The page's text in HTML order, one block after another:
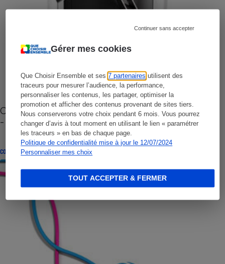
Gérer mes cookies
Que Choisir Ensemble et ses7 partenaires utilisent des
traceurs pour mesurer l’audience, la performance,
personnaliser les contenus, les partager, optimiser la
promotion et afficher des contenus provenant de sites tiers.
Nous conserverons votre choix pendant 6 mois. Vous pourrez
changer d’avis à tout moment en utilisant le lien « paramétrer
les traceurs » en bas de chaque page.
Politique de confidentialité mise à jour le 12/07/2024
Personnaliser mes choix
Continuer sans accepter
TOUT ACCEPTER & FERMER
Cafetière à capsules zéro déchet CoffeeB (vidéo)
- Premières impressions
CONSEILS